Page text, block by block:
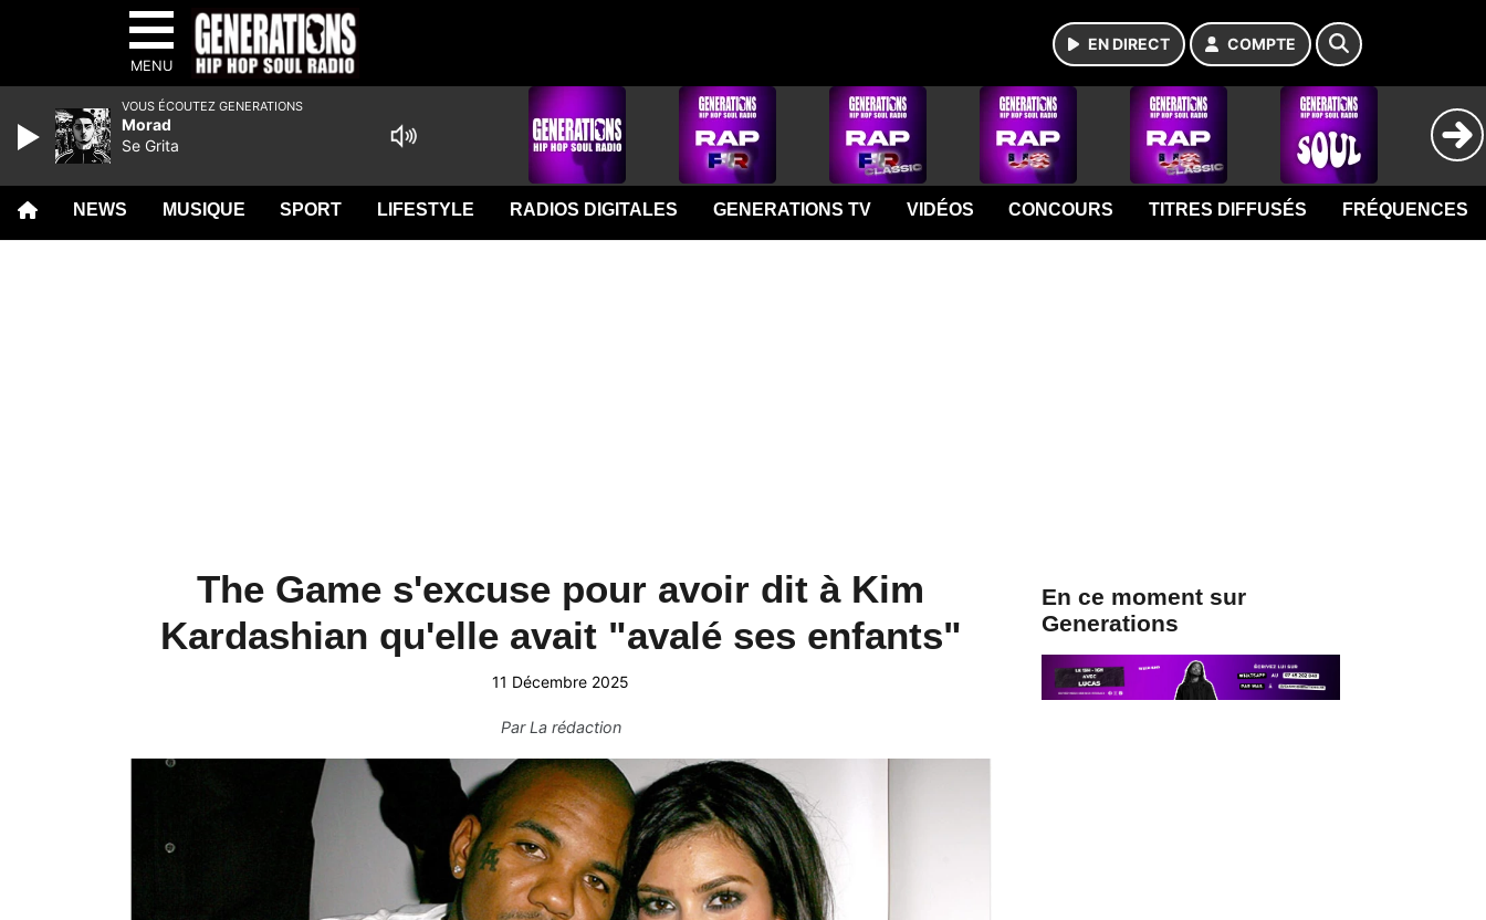
MENU
EN DIRECT COMPTE
NEWS MUSIQUE SPORT LIFESTYLE RADIOS DIGITALES GENERATIONS TV VIDÉOS CONCOURS TITRES DIFFUSÉS FRÉQUENCES
The Game s'excuse pour avoir dit à Kim
Kardashian qu'elle avait "avalé ses enfants"
11 Décembre 2025
ParLa rédaction
En ce moment sur
Generations
VOUS ÉCOUTEZ GENERATIONS
Morad
Se Grita